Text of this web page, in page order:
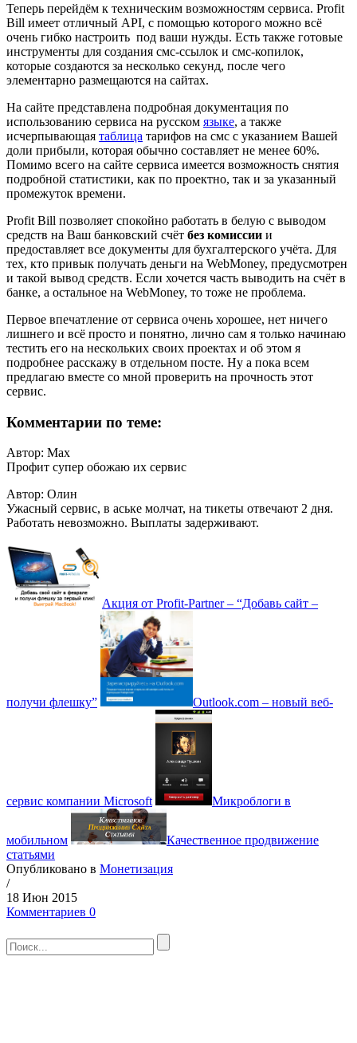
Теперь перейдём к техническим возможностям сервиса. Profit
Bill имеет отличный API, с помощью которого можно всё
очень гибко настроить под ваши нужды. Есть также готовые
инструменты для создания смс-ссылок и смс-копилок,
которые создаются за несколько секунд, после чего
элементарно размещаются на сайтах.
На сайте представлена подробная документация по
использованию сервиса на русском языке, а также
исчерпывающая таблица тарифов на смс с указанием Вашей
доли прибыли, которая обычно составляет не менее 60%.
Помимо всего на сайте сервиса имеется возможность снятия
подробной статистики, как по проектно, так и за указанный
промежуток времени.
Profit Bill позволяет спокойно работать в белую с выводом
средств на Ваш банковский счёт без комиссии и
предоставляет все документы для бухгалтерского учёта. Для
тех, кто привык получать деньги на WebMoney, предусмотрен
и такой вывод средств. Если хочется часть выводить на счёт в
банке, а остальное на WebMoney, то тоже не проблема.
Первое впечатление от сервиса очень хорошее, нет ничего
лишнего и всё просто и понятно, лично сам я только начинаю
тестить его на нескольких своих проектах и об этом я
подробнее расскажу в отдельном посте. Ну а пока всем
предлагаю вместе со мной проверить на прочность этот
сервис.
Комментарии по теме:
Автор: Max
Профит супер обожаю их сервис
Автор: Олин
Ужасный сервис, в аське молчат, на тикеты отвечают 2 дня.
Работать невозможно. Выплаты задерживают.
Акция от Profit-Partner – “Добавь сайт –
получи флешку” Outlook.com – новый веб-
сервис компании Microsoft Микроблоги в
мобильном
Качественное продвижение
статьями
Опубликовано в Монетизация
/
18 Июн 2015
Комментариев 0